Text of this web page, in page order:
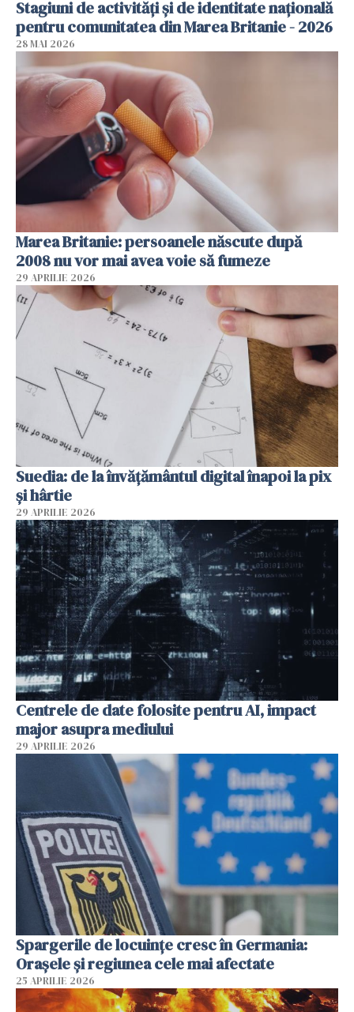
Stagiuni de activități și de identitate națională
pentru comunitatea din Marea Britanie - 2026
28 MAI 2026
Marea Britanie: persoanele născute după
2008 nu vor mai avea voie să fumeze
29 APRILIE 2026
Suedia: de la învățământul digital înapoi la pix
și hârtie
29 APRILIE 2026
Centrele de date folosite pentru AI, impact
major asupra mediului
29 APRILIE 2026
Spargerile de locuințe cresc în Germania:
Orașele și regiunea cele mai afectate
25 APRILIE 2026